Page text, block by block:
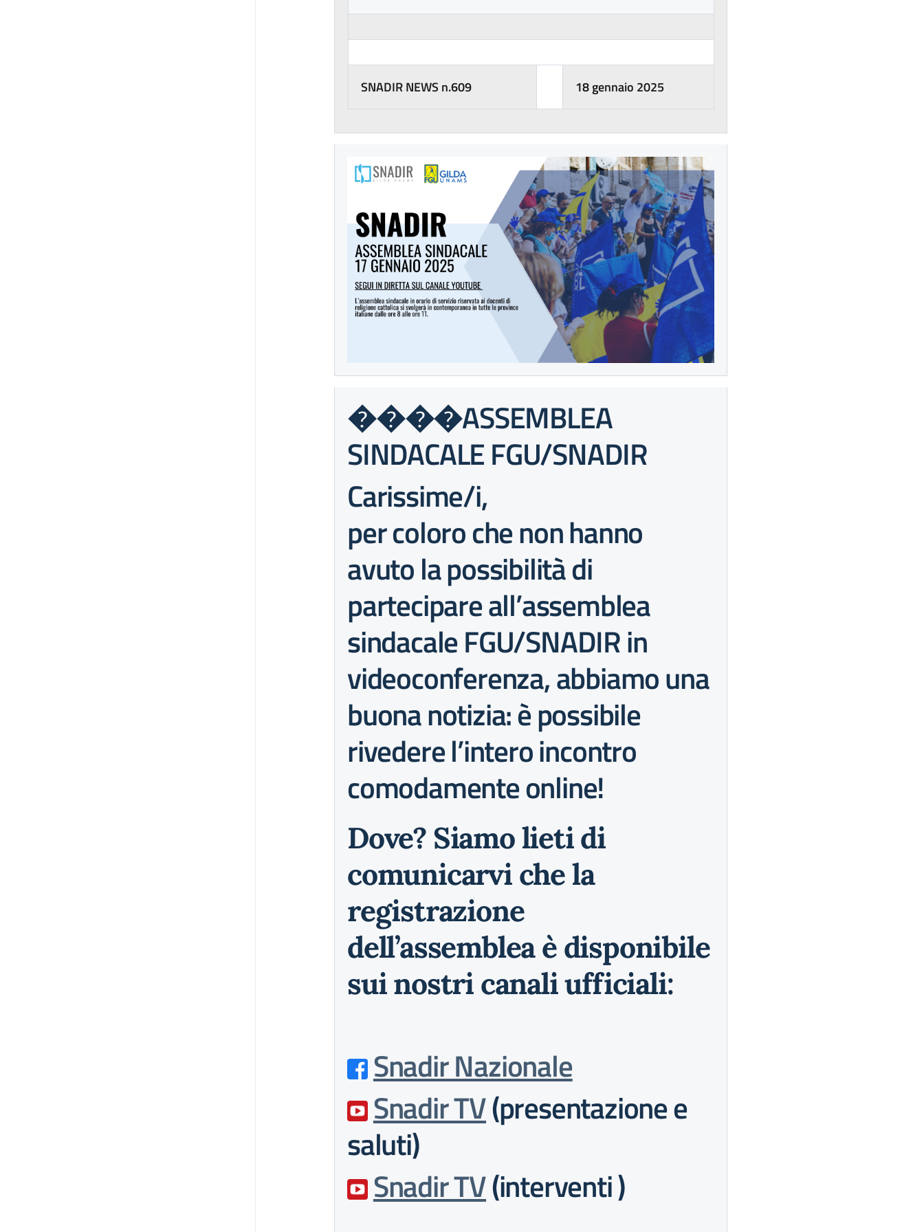
SNADIRNEWS n.609 18 gennaio 2025
����ASSEMBLEA
SINDACALE FGU/SNADIR
Carissime/i,
per coloro che non hanno
avuto la possibilità di
partecipare all’assemblea
sindacale FGU/SNADIR in
videoconferenza, abbiamo una
buona notizia: è possibile
rivedere l’intero incontro
comodamente online!
Dove? Siamo lieti di
comunicarvi che la
registrazione
dell’assemblea è disponibile
sui nostri canali ufficiali:
Snadir Nazionale
Snadir TV(presentazione e
saluti)
Snadir TV(interventi )